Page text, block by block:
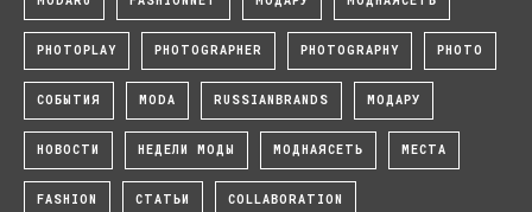
PHOTOPLAY PHOTOGRAPHER PHOTOGRAPHY PHOTO
СОБЫТИЯ MODA RUSSIANBRANDS МОДАРУ
НОВОСТИ НЕДЕЛИ МОДЫ МОДНАЯСЕТЬ МЕСТА
FASHION СТАТЬИ COLLABORATION